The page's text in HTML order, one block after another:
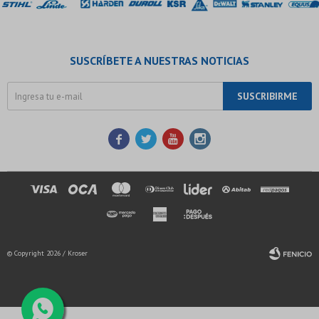
SUSCRÍBETE A NUESTRAS NOTICIAS
SUSCRIBIRME
   
© Copyright 2026 / Kroser